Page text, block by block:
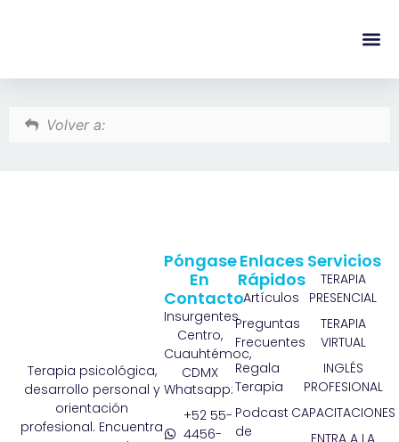
Volver a:
Terapia psicológica,
desarrollo personal y
orientación
profesional. Encuentra
Servicios
TERAPIA
PRESENCIAL
TERAPIA
VIRTUAL
INGLÉS
PROFESIONAL
CAPACITACIONES
ENTRA A LA
Enlaces
Rápidos
Artículos
Preguntas
Frecuentes
Regala
Terapia
Podcast
de
Póngase
En
Contacto
Insurgentes
Centro,
Cuauhtémoc,
CDMX
Whatsapp:
+52 55-
4456-